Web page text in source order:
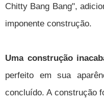
Chitty Bang Bang",
imponente construção.
Uma construção
perfeito em sua
concluído. A construção